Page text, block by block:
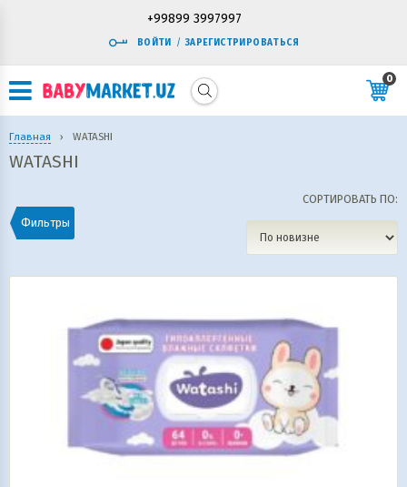
+99899 3997997
ВОЙТИ / ЗАРЕГИСТРИРОВАТЬСЯ
0
Главная › WATASHI
WATASHI
Фильтры
СОРТИРОВАТЬ ПО: